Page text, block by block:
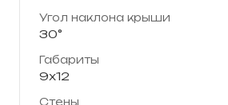
Угол наклона крыши
30°
Габариты
9х12
Стены